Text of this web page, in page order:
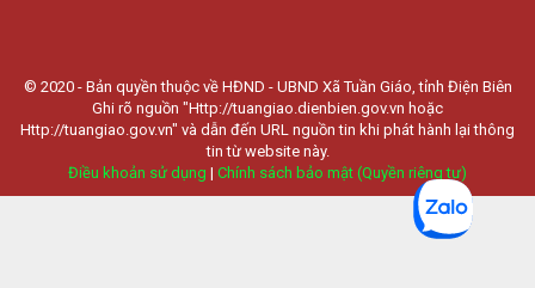
© 2020 - Bản quyền thuộc về HĐND - UBND Xã Tuần Giáo, tỉnh Điện Biên
Ghi rõ nguồn "Http://tuangiao.dienbien.gov.vn hoặc
Http://tuangiao.gov.vn" và dẫn đến URL nguồn tin khi phát hành lại thông
tin từ website này.
Điều khoản sử dụng | Chính sách bảo mật (Quyền riêng tư)